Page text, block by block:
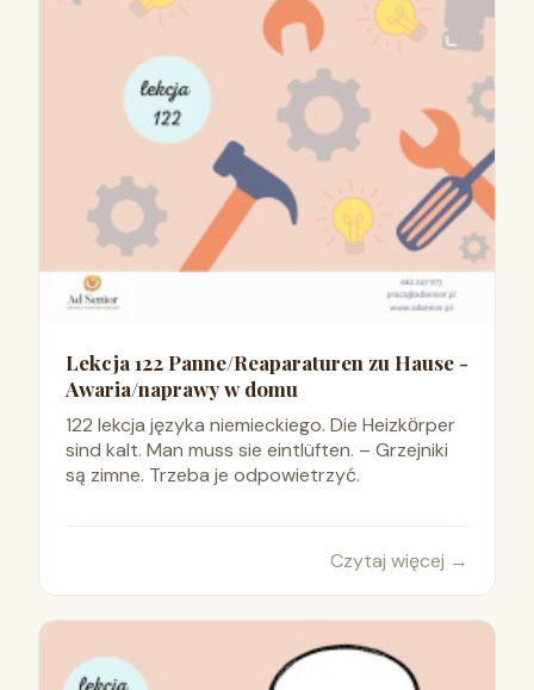
Lekcja 122 Panne/Reaparaturen zu Hause -
Awaria/naprawy w domu
122 lekcja języka niemieckiego. Die Heizkӧrper
sind kalt. Man muss sie eintlüften. – Grzejniki
są zimne. Trzeba je odpowietrzyć.
Czytaj więcej →